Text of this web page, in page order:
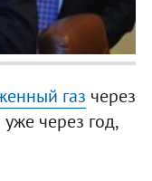
газ через
через год,